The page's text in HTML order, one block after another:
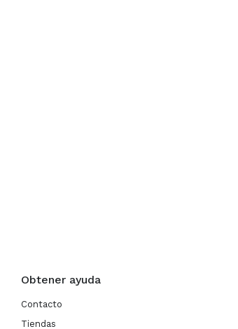
Obtener ayuda
Contacto
Tiendas